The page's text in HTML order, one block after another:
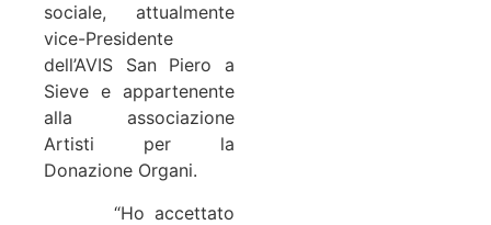
sociale, attualmente
vice-Presidente
dell’AVIS San Piero a
Sieve e appartenente
alla associazione
Artisti per la
Donazione Organi.
“Ho accettato